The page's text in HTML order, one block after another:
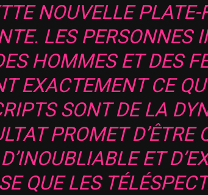
NOUVELLE PLATE-
LES PERSONNES
HOMMES ET DES
EXACTEMENT CE
SONT DE LA
PROMET D’ÊTRE
ET
QUE LES